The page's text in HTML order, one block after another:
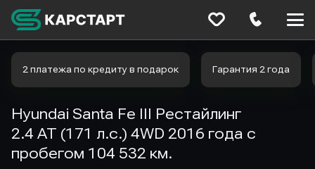
2 платежа по кредиту в подарок Гарантия 2 года
Hyundai Santa Fe III Рестайлинг
2.4 AT (171 л.с.) 4WD 2016 года с
пробегом 104 532 км.